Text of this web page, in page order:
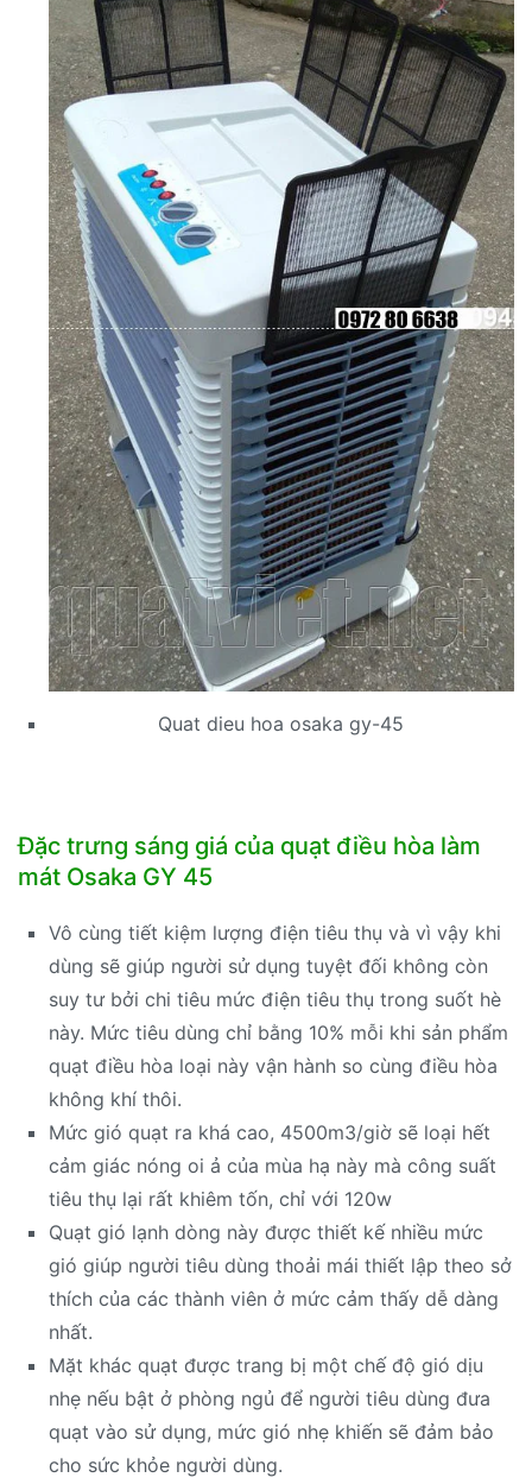
Quat dieu hoa osaka gy-45
Đặc trưng sáng giá của quạt điều hòa làm
mát Osaka GY 45
Vô cùng tiết kiệm lượng điện tiêu thụ và vì vậy khi
dùng sẽ giúp người sử dụng tuyệt đối không còn
suy tư bởi chi tiêu mức điện tiêu thụ trong suốt hè
này. Mức tiêu dùng chỉ bằng 10% mỗi khi sản phẩm
quạt điều hòa loại này vận hành so cùng điều hòa
không khí thôi.
Mức gió quạt ra khá cao, 4500m3/giờ sẽ loại hết
cảm giác nóng oi ả của mùa hạ này mà công suất
tiêu thụ lại rất khiêm tốn, chỉ với 120w
Quạt gió lạnh dòng này được thiết kế nhiều mức
gió giúp người tiêu dùng thoải mái thiết lập theo sở
thích của các thành viên ở mức cảm thấy dễ dàng
nhất.
Mặt khác quạt được trang bị một chế độ gió dịu
nhẹ nếu bật ở phòng ngủ để người tiêu dùng đưa
quạt vào sử dụng, mức gió nhẹ khiến sẽ đảm bảo
cho sức khỏe người dùng.